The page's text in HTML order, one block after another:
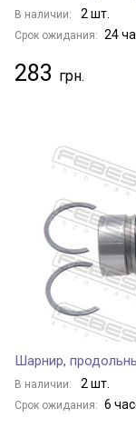
В наличии: 2 шт.
Срок ожидания: 24
283
Шарнир,
В наличии: 2 шт.
Срок ожидания: 6